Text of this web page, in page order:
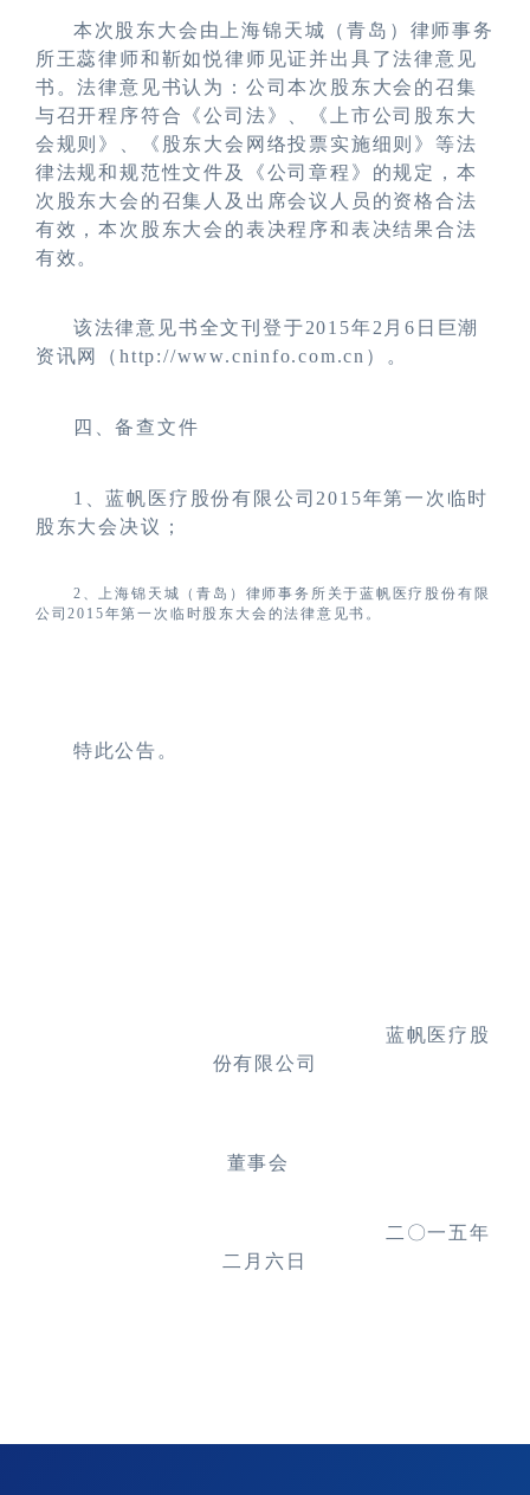
本次股东大会由上海锦天城（青岛）律师事务
所王蕊律师和靳如悦律师见证并出具了法律意见
书。法律意见书认为： 公司本次股东大会的召集
与召开程序符合《公司法》、《上市公司股东大
会规则》、《股东大会网络投票实施细则》等法
律法规和规范性文件及《公司章程》的规定，本
次股东大会的召集人及出席会议人员的资格合法
有效，本次股东大会的表决程序和表决结果合法
有效。
该法律意见书全文刊登于2015年2月6日巨潮
资讯网（http://www.cninfo.com.cn）。
四、备查文件
1
、蓝帆医疗股份有限公司2015年第一次临时
股东大会决议；
2 、上海锦天城（青岛）律师事务所关于蓝帆医疗股份有限
公司2015年第一次临时股东大会的法律意见书。
特此公告。
蓝帆医疗股
份有限公司
董事会
二〇一五年
二月六日